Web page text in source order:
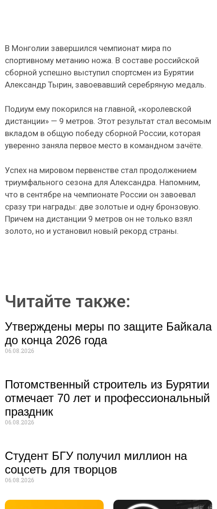
В Монголии завершился чемпионат мира по
спортивному метанию ножа. В составе российской
сборной успешно выступил спортсмен из Бурятии
Александр Тырин, завоевавший серебряную медаль.
Подиум ему покорился на главной, «королевской
дистанции» — 9 метров. Этот результат стал весомым
вкладом в общую победу сборной России, которая
уверенно заняла первое место в командном зачёте.
Успех на мировом первенстве стал продолжением
триумфального сезона для Александра. Напомним,
что в сентябре на чемпионате России он завоевал
сразу три награды: две золотые и одну бронзовую.
Причем на дистанции 9 метров он не только взял
золото, но и установил новый рекорд страны.
Читайте также:
Утверждены меры по защите Байкала
до конца 2026 года
06.08.2026
Потомственный строитель из Бурятии
отмечает 70 лет и профессиональный
праздник
06.08.2026
Студент БГУ получил миллион на
соцсеть для творцов
06.08.2026